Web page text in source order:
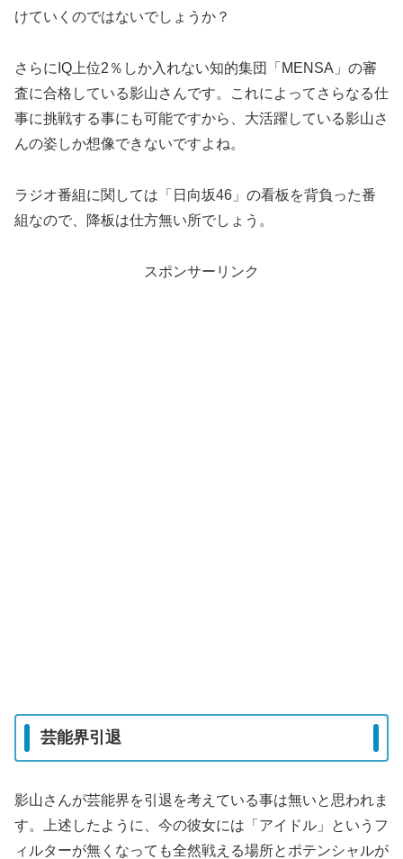
けていくのではないでしょうか？
さらにIQ上位2％しか入れない知的集団「MENSA」の審
査に合格している影山さんです。これによってさらなる仕
事に挑戦する事にも可能ですから、大活躍している影山さ
んの姿しか想像できないですよね。
ラジオ番組に関しては「日向坂46」の看板を背負った番
組なので、降板は仕方無い所でしょう。
スポンサーリンク
芸能界引退
影山さんが芸能界を引退を考えている事は無いと思われま
す。上述したように、今の彼女には「アイドル」というフ
ィルターが無くなっても全然戦える場所とポテンシャルが